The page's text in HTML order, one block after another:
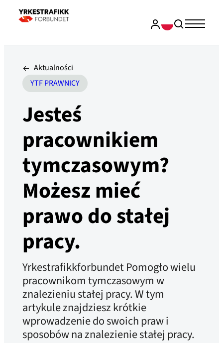
Aktualności
YTF PRAWNICY
Jesteś
pracownikiem
tymczasowym?
Możesz mieć
prawo do stałej
pracy.
Yrkestrafikkforbundet Pomogło wielu
pracownikom tymczasowym w
znalezieniu stałej pracy. W tym
artykule znajdziesz krótkie
wprowadzenie do swoich praw i
sposobów na znalezienie stałej pracy.